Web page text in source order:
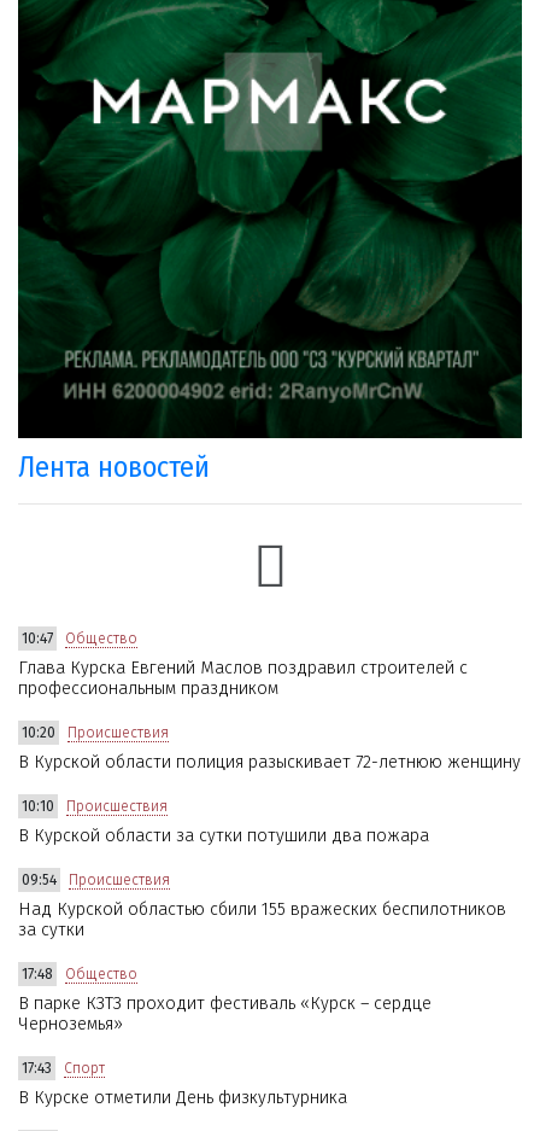
Лента новостей
10:47 Общество
Глава Курска Евгений Маслов поздравил строителей с
профессиональным праздником
10:20 Происшествия
В Курской области полиция разыскивает 72-летнюю женщину
10:10 Происшествия
В Курской области за сутки потушили два пожара
09:54 Происшествия
Над Курской областью сбили 155 вражеских беспилотников
за сутки
17:48 Общество
В парке КЗТЗ проходит фестиваль «Курск – сердце
Черноземья»
17:43 Спорт
В Курске отметили День физкультурника